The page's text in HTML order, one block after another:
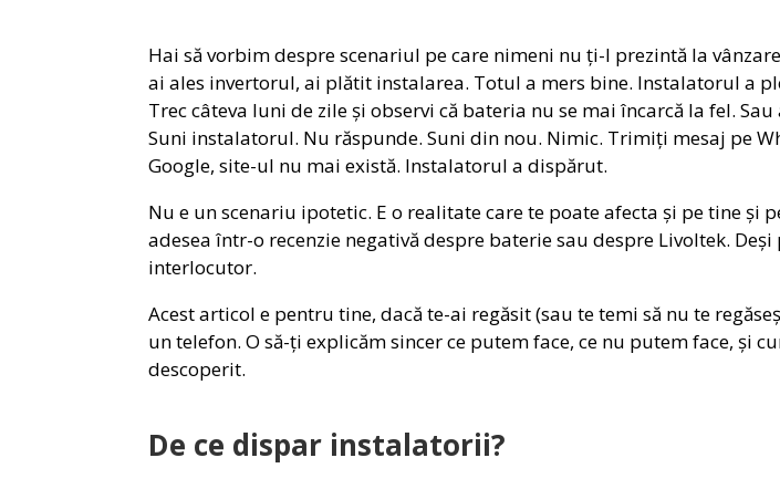
Hai să vorbim despre scenariul pe care nimeni nu ți-l prezintă la
ai ales invertorul, ai plătit instalarea. Totul a mers bine. Instalatorul a
Trec câteva luni de zile și observi că bateria nu se mai încarcă la fel.
Suni instalatorul. Nu răspunde. Suni din nou. Nimic. Trimiți mesaj pe
Google, site-ul nu mai există. Instalatorul a dispărut.
Nu e un scenariu ipotetic. E o realitate care te poate afecta și pe tine
adesea într-o recenzie negativă despre baterie sau despre Livoltek.
interlocutor.
Acest articol e pentru tine, dacă te-ai regăsit (sau te temi să nu te
un telefon. O să-ți explicăm sincer ce putem face, ce nu putem face, și
descoperit.
De ce dispar instalatorii?